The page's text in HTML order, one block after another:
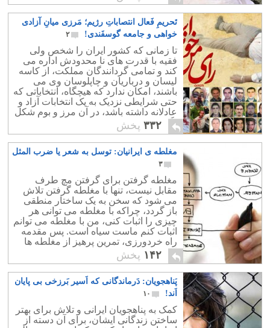
ساخت.
تَحریمِ فَعال انتصاباتِ رژیم؛ مَرزی میانِ آزادی
خواهی و جامعه گوسفَندی!
۲
تا زمانی که کشور ایران را شخص ولی
فقیه با قدرت های نا محدودش اداره می
کند و تمامی گردانندگان مملکت، از کاسه
لیسان و درباریان و چاپلوسان وی می
باشند، امکان ندارد که هیچگاه، انتخاباتی که
حتی شرایطی نزدیک به یک انتخابات آزاد و
عادلانه داشته باشد، در آن مرز و بوم شکل
بگیرد.۳۳۲ پخش
مغلطه ی ایرانیان: توسل به شعر یا ضرب المثل
۳
مغلطه گرفتن برای گرفتن مچ طرف
مقابل نیست، تنها با مغلطه گرفتن تلاش
می شود که سخن به یک ساختار منطقی
باز گردد، چراکه با مغلطه می توانی هر
چیزی را اثبات کنی، من با مغلطه می توانم
اثبات کنم ماست سیاه است. پس مقدمه
راه خردورزی، تمرین پرهیز از مغلطه ها
است.۱۴۲ پخش
پَناهجویان: دَرماندگانی که اَسیر بَرزخی بی پایان
اَند!
۱۰
کمک به پناهجویان ایرانی و تلاش برای بهتر
ساختن زندگانی ایشان، برای آن دسته از